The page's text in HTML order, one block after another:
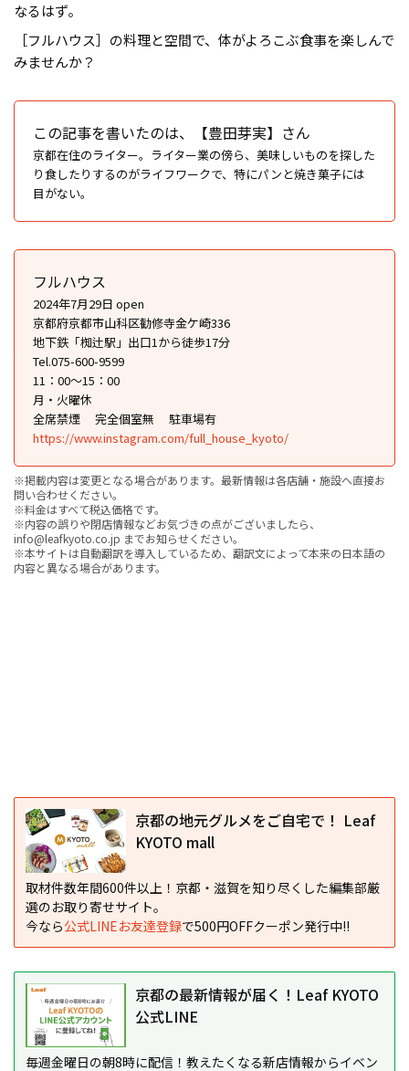
なるはず。
［フルハウス］の料理と空間で、体がよろこぶ食事を楽しんで
みませんか？
この記事を書いたのは、【豊田芽実】さん
京都在住のライター。ライター業の傍ら、美味しいものを探した
り食したりするのがライフワークで、特にパンと焼き菓子には
目がない。
フルハウス
2024年7月29日 open
京都府京都市山科区勧修寺金ケ崎336
地下鉄「椥辻駅」出口1から徒歩17分
Tel.075-600-9599
11：00〜15：00
月・火曜休
全席禁煙
完全個室無
駐車場有
https://www.instagram.com/full_house_kyoto/
※掲載内容は変更となる場合があります。最新情報は各店舗・施設へ直接お
問い合わせください。
※料金はすべて税込価格です。
※内容の誤りや閉店情報などお気づきの点がございましたら、
info@leafkyoto.co.jp までお知らせください。
※本サイトは自動翻訳を導入しているため、翻訳文によって本来の日本語の
内容と異なる場合があります。
京都の地元グルメをご自宅で！ Leaf
KYOTO mall
取材件数年間600件以上！京都・滋賀を知り尽くした編集部厳
選のお取り寄せサイト。
今なら公式LINEお友達登録で500円OFFクーポン発行中!!
京都の最新情報が届く！Leaf KYOTO
公式LINE
毎週金曜日の朝8時に配信！教えたくなる新店情報からイベン